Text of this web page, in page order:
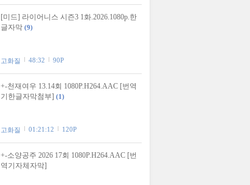
[미드] 라이어니스 시즌3 1화.2026.1080p.한
글자막 (9)
고화질 48:32 90P
+-천재여우 13.14회 1080P.H264.AAC [번역
기한글자막첨부] (1)
고화질 01:21:12 120P
+-소양공주 2026 17회 1080P.H264.AAC [번
역기자체자막]